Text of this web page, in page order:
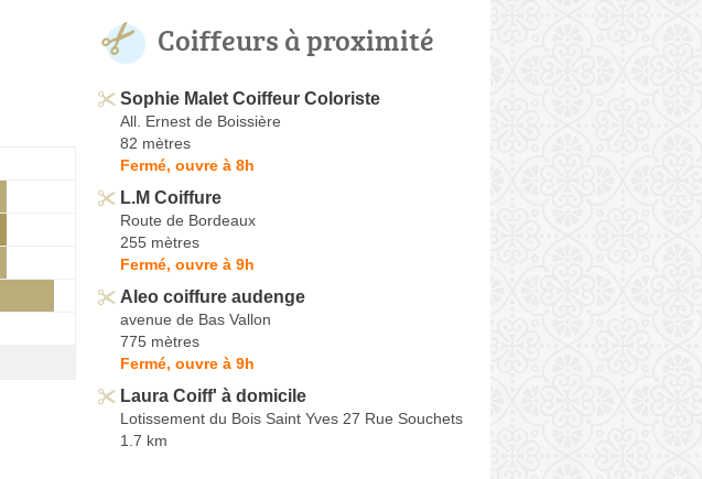
Coiffeurs à proximité
Sophie Malet Coiffeur Coloriste
All. Ernest de Boissière
82 mètres
Fermé, ouvre à 8h
L.M Coiffure
Route de Bordeaux
255 mètres
Fermé, ouvre à 9h
Aleo coiffure audenge
avenue de Bas Vallon
775 mètres
Fermé, ouvre à 9h
Laura Coiff' à domicile
Lotissement du Bois Saint Yves 27 Rue Souchets
1.7 km